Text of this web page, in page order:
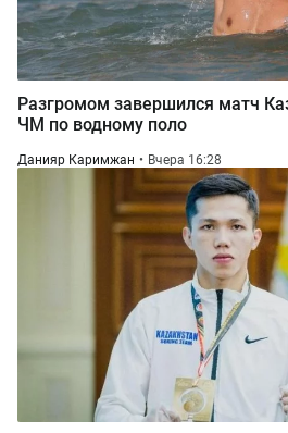
Разгромом завершился матч
ЧМ по водному поло
Данияр Каримжан Вчера 16:28